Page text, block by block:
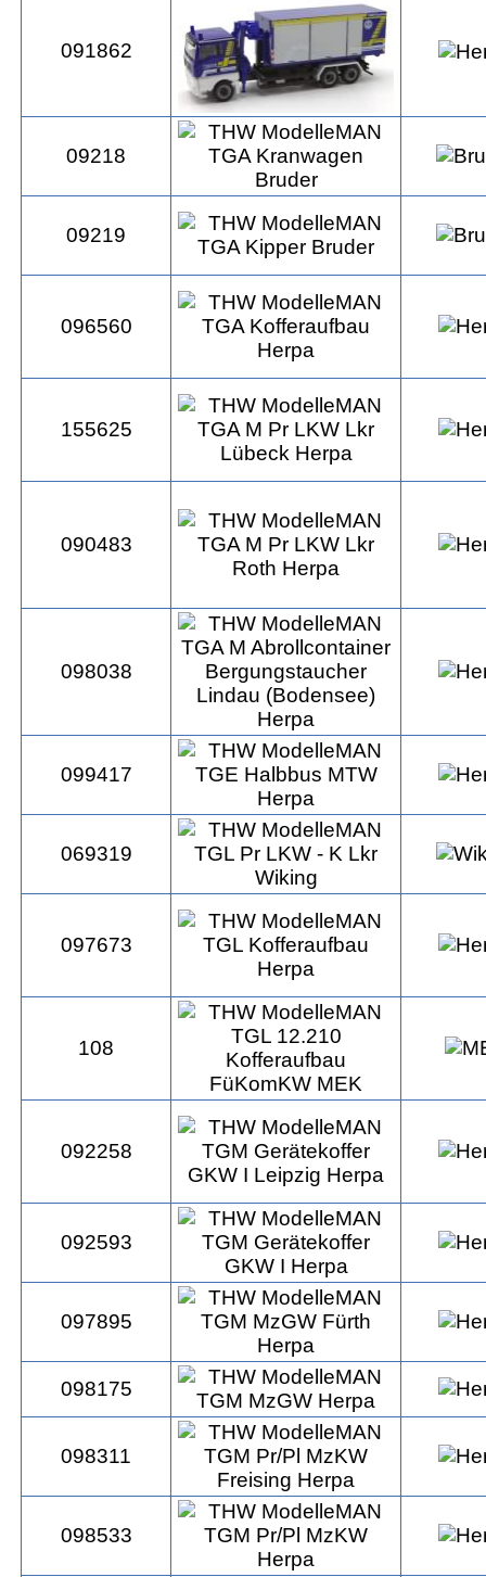
091862
09218
09219
096560
155625
090483
098038
099417
069319
097673
108
092258
092593
097895
098175
098311
098533